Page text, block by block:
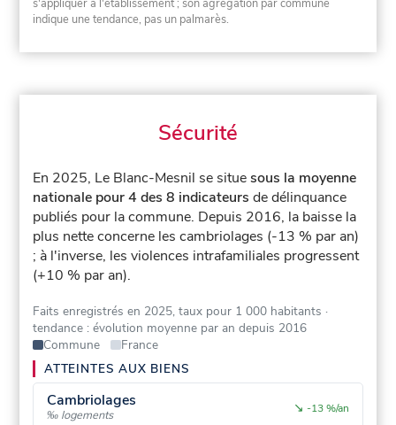
s'appliquer à l'établissement ; son agrégation par commune
indique une tendance, pas un palmarès.
Sécurité
En 2025, Le Blanc-Mesnil se situesous la moyenne
nationale pour 4 des 8 indicateurs de délinquance
publiés pour la commune. Depuis 2016, la baisse la
plus nette concerne les cambriolages (-13 % par an)
; à l'inverse, les violences intrafamiliales progressent
(+10 % par an).
Faits enregistrés en 2025, taux pour 1 000 habitants ·
tendance : évolution moyenne par an depuis 2016
Commune
France
ATTEINTES AUX BIENS
Cambriolages
‰ logements ↘ -13 %/an